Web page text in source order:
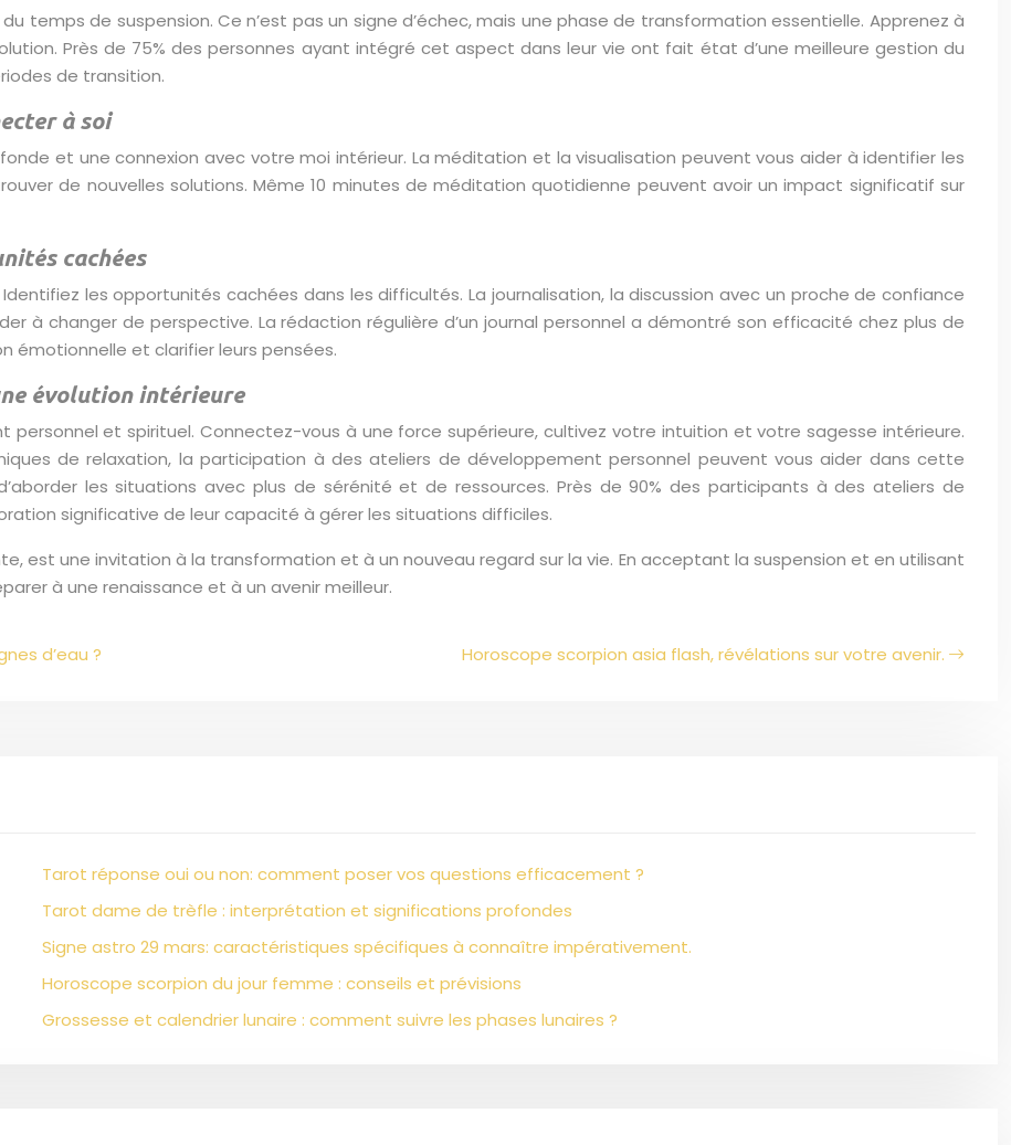
temps de suspension. Ce n’est pas un signe d’échec, mais une phase de transformation essentielle. Apprenez à
Près de 75% des personnes ayant intégré cet aspect dans leur vie ont fait état d’une meilleure gestion du
de transition.
à soi
et une connexion avec votre moi intérieur. La méditation et la visualisation peuvent vous aider à identifier les
de nouvelles solutions. Même 10 minutes de méditation quotidienne peuvent avoir un impact significatif sur
cachées
les opportunités cachées dans les difficultés. La journalisation, la discussion avec un proche de confiance
à changer de perspective. La rédaction régulière d’un journal personnel a démontré son efficacité chez plus de
émotionnelle et clarifier leurs pensées.
évolution intérieure
personnel et spirituel. Connectez-vous à une force supérieure, cultivez votre intuition et votre sagesse intérieure.
de relaxation, la participation à des ateliers de développement personnel peuvent vous aider dans cette
les situations avec plus de sérénité et de ressources. Près de 90% des participants à des ateliers de
significative de leur capacité à gérer les situations difficiles.
est une invitation à la transformation et à un nouveau regard sur la vie. En acceptant la suspension et en utilisant
à une renaissance et à un avenir meilleur.
d’eau ? Horoscope scorpion asia flash, révélations sur votre avenir.
Tarot réponse oui ou non: comment poser vos questions efficacement ?
Tarot dame de trèfle : interprétation et significations profondes
Signe astro 29 mars: caractéristiques spécifiques à connaître impérativement.
Horoscope scorpion du jour femme : conseils et prévisions
Grossesse et calendrier lunaire : comment suivre les phases lunaires ?